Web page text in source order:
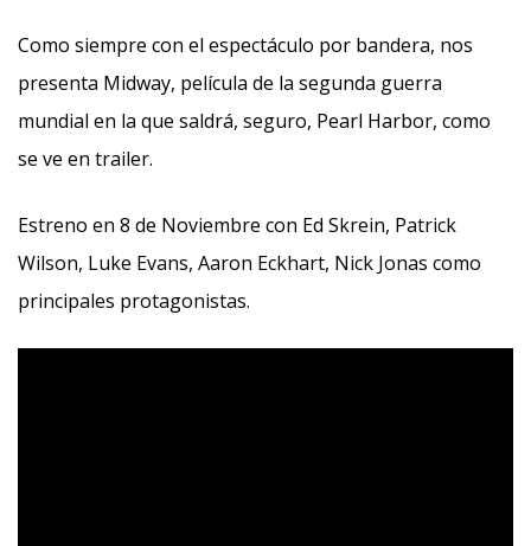
Como siempre con el espectáculo por bandera, nos
presenta Midway, película de la segunda guerra
mundial en la que saldrá, seguro, Pearl Harbor, como
se ve en trailer.
Estreno en 8 de Noviembre con Ed Skrein, Patrick
Wilson, Luke Evans, Aaron Eckhart, Nick Jonas como
principales protagonistas.